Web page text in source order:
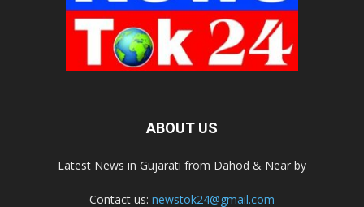
ABOUT US
Latest News in Gujarati from Dahod & Near by
Contact us: newstok24@gmail.com